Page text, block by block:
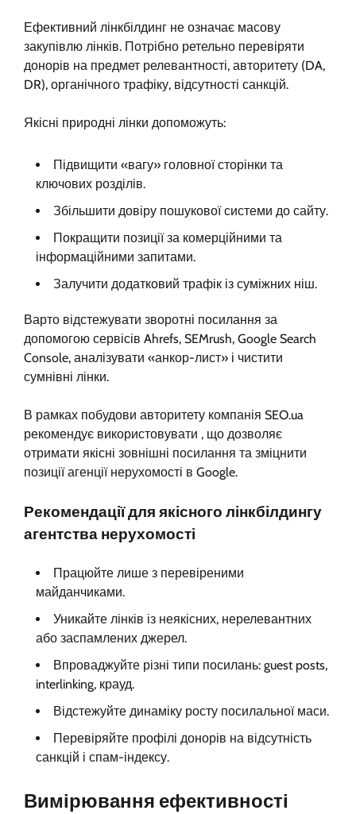
Ефективний лінкбілдинг не означає масову
закупівлю лінків. Потрібно ретельно перевіряти
донорів на предмет релевантності, авторитету (DA,
DR), органічного трафіку, відсутності санкцій.
Якісні природні лінки допоможуть:
Підвищити «вагу» головної сторінки та
ключових розділів.
Збільшити довіру пошукової системи до сайту.
Покращити позиції за комерційними та
інформаційними запитами.
Залучити додатковий трафік із суміжних ніш.
Варто відстежувати зворотні посилання за
допомогою сервісів Ahrefs, SEMrush, Google Search
Console, аналізувати «анкор-лист» і чистити
сумнівні лінки.
В рамках побудови авторитету компанія SEO.ua
рекомендує використовувати , що дозволяє
отримати якісні зовнішні посилання та зміцнити
позиції агенції нерухомості в Google.
Рекомендації для якісного лінкбілдингу
агентства нерухомості
Працюйте лише з перевіреними
майданчиками.
Уникайте лінків із неякісних, нерелевантних
або заспамлених джерел.
Впроваджуйте різні типи посилань: guest posts,
interlinking, крауд.
Відстежуйте динаміку росту посилальної маси.
Перевіряйте профілі донорів на відсутність
санкцій і спам-індексу.
Вимірювання ефективності